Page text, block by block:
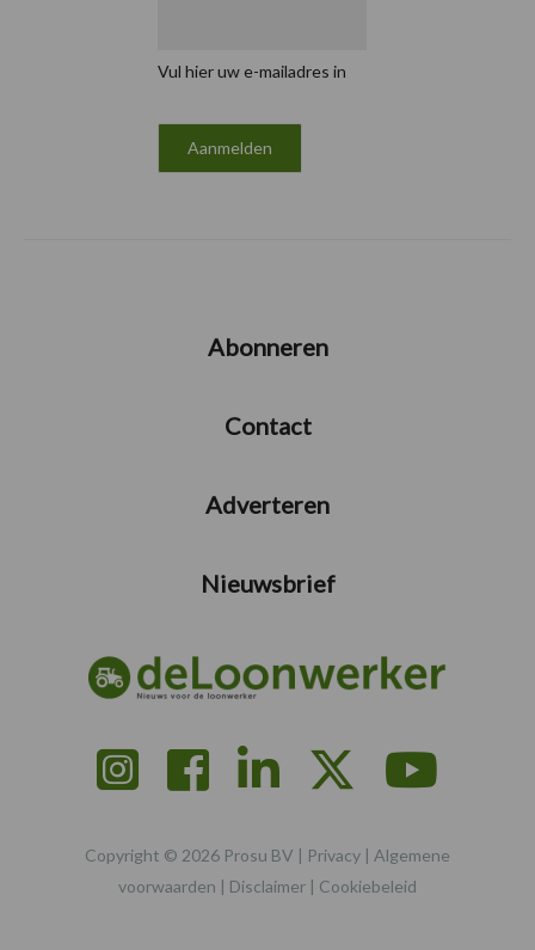
Vul hier uw e-mailadres in
Abonneren
Contact
Adverteren
Nieuwsbrief
Copyright © 2026 Prosu BV | Privacy | Algemene
voorwaarden | Disclaimer | Cookiebeleid